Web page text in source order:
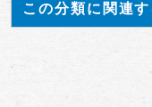
この分類に関連